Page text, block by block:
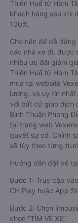
Thiên Huế từ Hàm
khách hàng sau khi
100%.
Cho nên để dễ
các nhà xe đi, được
nhiều ưu đãi giảm
Thiên Huế từ Hàm
mua tại website
lượng, và uy tín
với bất cứ giao dịch
Bình Thuận Phong
tại trang web
quyết sự cố. Chính
sẽ tùy theo từng
Hướng dẫn đặt vé
Bước 1: Truy cập
CH Play hoặc App
Bước 2: Chọn
chọn “TÌM VÉ XE”.